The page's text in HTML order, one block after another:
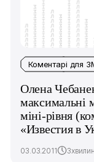
Коментарі для
Олена
максимальні
міні-рівня
«Известия в
03.03.2011